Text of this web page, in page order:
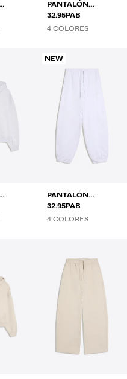
PANTALÓN
JOGGER
32.95PAB
4 COLORES
NEW
PANTALÓN
JOGGER
32.95PAB
4 COLORES